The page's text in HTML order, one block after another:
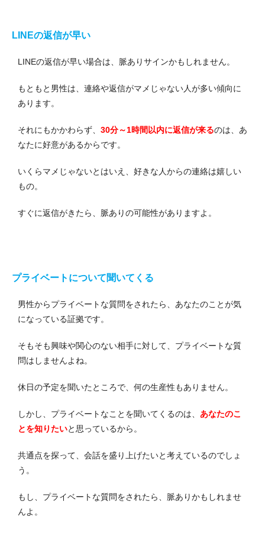
LINEの返信が早い
LINEの返信が早い場合は、脈ありサインかもしれません。
もともと男性は、連絡や返信がマメじゃない人が多い傾向に
あります。
それにもかかわらず、 30分～1時間以内に返信が来るのは、あ
なたに好意があるからです。
いくらマメじゃないとはいえ、好きな人からの連絡は嬉しい
もの。
すぐに返信がきたら、脈ありの可能性がありますよ。
プライベートについて聞いてくる
男性からプライベートな質問をされたら、あなたのことが気
になっている証拠です。
そもそも興味や関心のない相手に対して、プライベートな質
問はしませんよね。
休日の予定を聞いたところで、何の生産性もありません。
しかし、プライベートなことを聞いてくるのは、 あなたのこ
とを知りたいと思っているから。
共通点を探って、会話を盛り上げたいと考えているのでしょ
う。
もし、プライベートな質問をされたら、脈ありかもしれませ
んよ。